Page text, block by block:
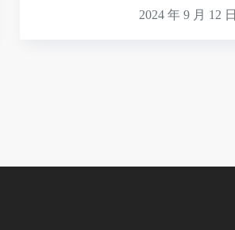
2024 年 9 月 12 日